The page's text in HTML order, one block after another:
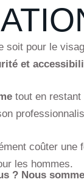
? Nous
soit pour le
et
tout en
coûter une
les hommes.